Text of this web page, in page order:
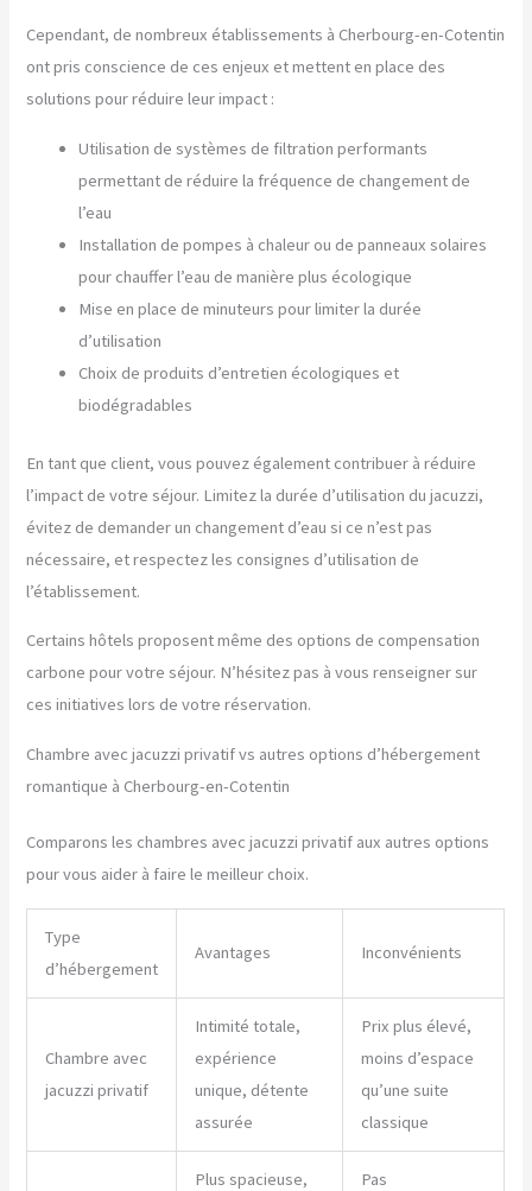
Cependant, de nombreux établissements à Cherbourg-en-Cotentin
ont pris conscience de ces enjeux et mettent en place des
solutions pour réduire leur impact :
Utilisation de systèmes de filtration performants
permettant de réduire la fréquence de changement de
l’eau
Installation de pompes à chaleur ou de panneaux solaires
pour chauffer l’eau de manière plus écologique
Mise en place de minuteurs pour limiter la durée
d’utilisation
Choix de produits d’entretien écologiques et
biodégradables
En tant que client, vous pouvez également contribuer à réduire
l’impact de votre séjour. Limitez la durée d’utilisation du jacuzzi,
évitez de demander un changement d’eau si ce n’est pas
nécessaire, et respectez les consignes d’utilisation de
l’établissement.
Certains hôtels proposent même des options de compensation
carbone pour votre séjour. N’hésitez pas à vous renseigner sur
ces initiatives lors de votre réservation.
Chambre avec jacuzzi privatif vs autres options d’hébergement
romantique à Cherbourg-en-Cotentin
Comparons les chambres avec jacuzzi privatif aux autres options
pour vous aider à faire le meilleur choix.
Type
d’hébergement
Avantages Inconvénients
Chambre avec
jacuzzi privatif
Intimité totale,
expérience
unique, détente
assurée
Prix plus élevé,
moins d’espace
qu’une suite
classique
Plus spacieuse,
Pas